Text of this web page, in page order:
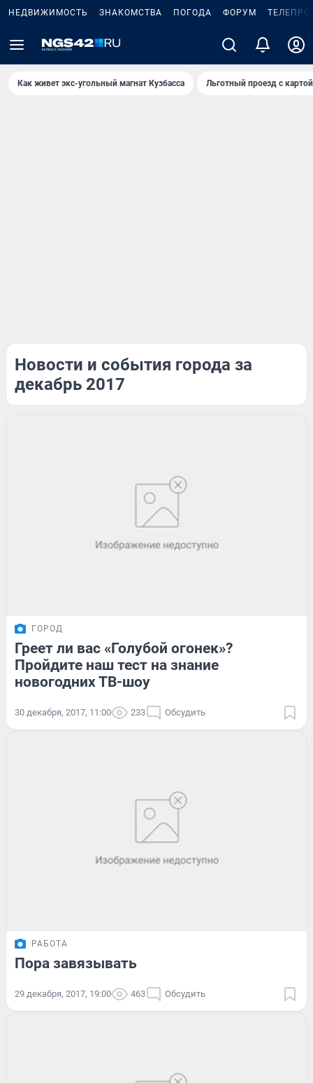
НЕДВИЖИМОСТЬ ЗНАКОМСТВА ПОГОДА ФОРУМ
Как живет экс-угольный магнат Кузбасса Льготный проезд с
Новости и события города за
декабрь 2017
ГОРОД
Греет ли вас «Голубой огонек»?
Пройдите наш тест на знание
новогодних ТВ-шоу
30 декабря, 2017, 11:00 233 Обсудить
РАБОТА
Пора завязывать
29 декабря, 2017, 19:00 463 Обсудить